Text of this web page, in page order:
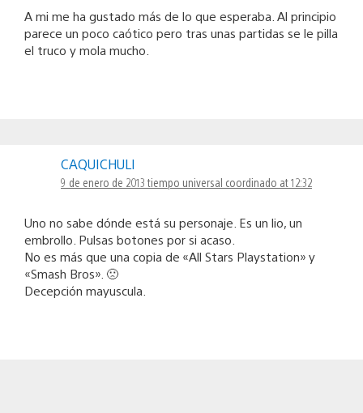
A mi me ha gustado más de lo que esperaba. Al principio
parece un poco caótico pero tras unas partidas se le pilla
el truco y mola mucho.
CAQUICHULI
9 de enero de 2013 tiempo universal coordinado at 12:32
Uno no sabe dónde está su personaje. Es un lio, un
embrollo. Pulsas botones por si acaso.
No es más que una copia de «All Stars Playstation» y
«Smash Bros». 🙁
Decepción mayuscula.